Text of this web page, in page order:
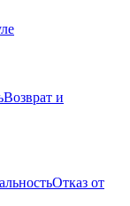
Возврат и
Отказ от